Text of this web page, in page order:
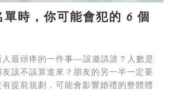
時，你可能會犯的 6 個
最頭疼的一件事——該邀請誰？人數是
該不該算進來？朋友的另一半一定要
提前規劃，可能會影響婚禮的整體體